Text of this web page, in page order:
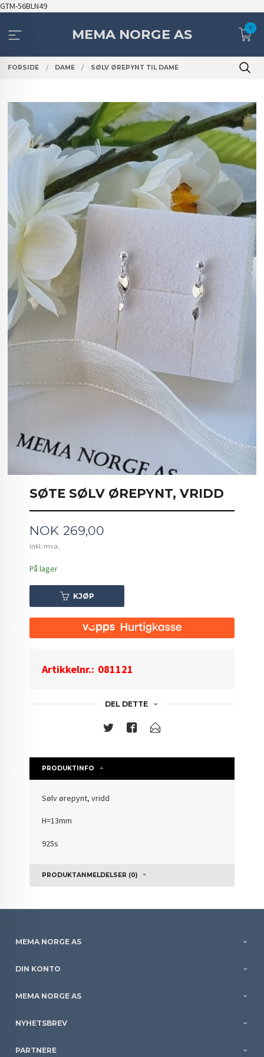
GTM-56BLN49Gå
innholdetMEMA NORGE AS 0
FORSIDE DAME SØLV ØREPYNT TIL DAME
SØTE SØLV ØREPYNT, VRIDD
Pris
NOK 269,00
inkl. mva.
På lager
KJØP
Artikkelnr.: 081121
DEL DETTE
PRODUKTINFO
Sølv ørepynt, vridd
H=13mm
925s
PRODUKTANMELDELSER (0)
MEMA NORGE AS
DIN KONTO
MEMA NORGE AS
NYHETSBREV
PARTNERE